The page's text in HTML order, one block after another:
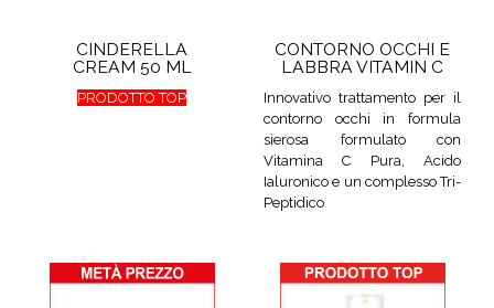
CINDERELLA
CREAM 50 ML
PRODOTTO TOP
CONTORNO OCCHI E
LABBRA VITAMIN C
Innovativo trattamento per il
contorno occhi in formula
sierosa formulato con
Vitamina C Pura, Acido
Ialuronico e un complesso Tri-
Peptidico